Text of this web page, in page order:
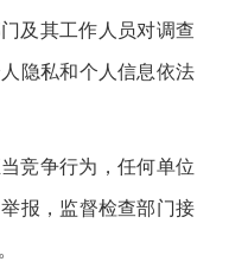
及其工作人员对调查
隐私和个人信息依法
竞争行为 ，任何单位
报，监督检查部门接
。